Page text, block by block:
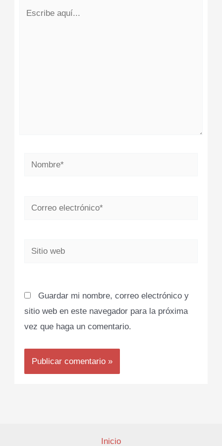
Nombre*
Correo
Sitio
Guardar mi nombre, correo electrónico y
sitio web en este navegador para la próxima
vez que haga un comentario.
Inicio